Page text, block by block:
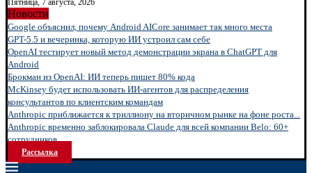
Пятница, 7 августа, 2026
Новости
Google объяснил, почему Android AICore занимает так много места
GPT-5.5 и вечеринка, которую ИИ устроил сам себе
OpenAI тестирует новый метод демонстрации экрана в ChatGPT для
Android
Брокман из OpenAI: ИИ теперь пишет 80% кода
McKinsey будет использовать ИИ-агентов для распределения
консультантов по клиентским командам
Anthropic приближается к триллиону на вторичном рынке на фоне роста...
Anthropic временно заблокировала Claude для всей компании Belo: 60+
сотрудников...
Рассылка